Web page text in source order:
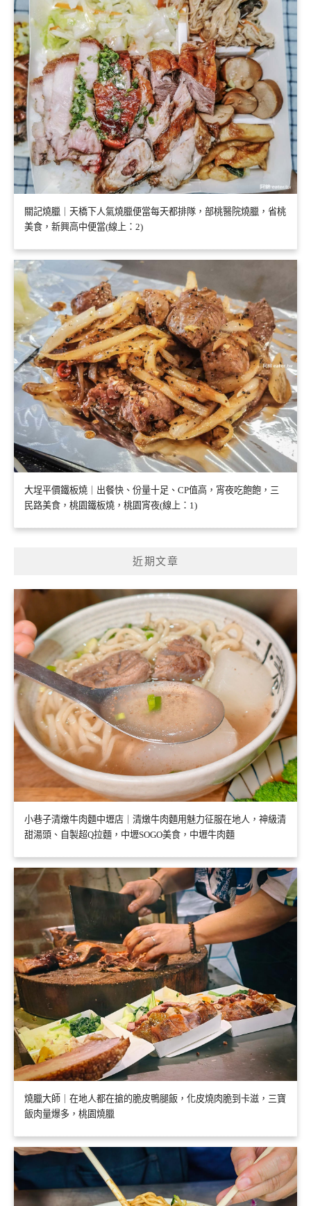
關記燒臘｜天橋下人氣燒臘便當每天都排隊，部桃醫院燒臘，省桃
美食，新興高中便當(線上：2)
大埕平價鐵板燒｜出餐快、份量十足、CP值高，宵夜吃飽飽，三
民路美食，桃園鐵板燒，桃園宵夜(線上：1)
近期文章
小巷子清燉牛肉麵中壢店｜清燉牛肉麵用魅力征服在地人，神級清
甜湯頭、自製超Q拉麵，中壢SOGO美食，中壢牛肉麵
燒臘大師｜在地人都在搶的脆皮鴨腿飯，化皮燒肉脆到卡滋，三寶
飯肉量爆多，桃園燒臘